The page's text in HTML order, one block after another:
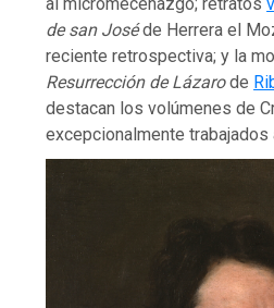
de san Joséde Herrera el
reciente retrospectiva; y la
Resurrección de Lázarode
destacan los volúmenes de
excepcionalmente trabajados